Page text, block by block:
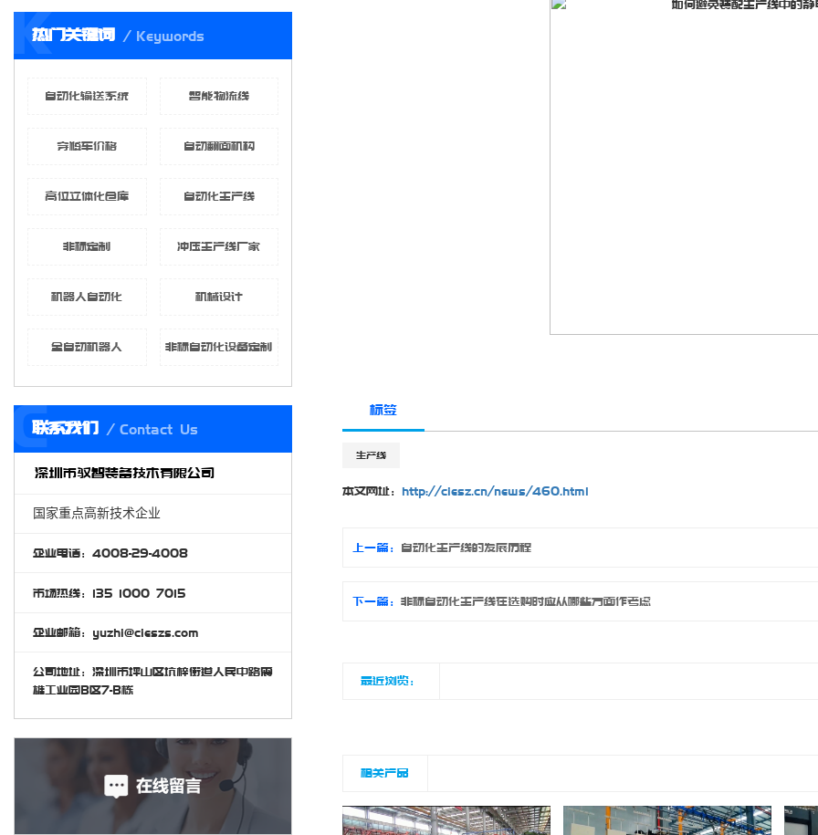
热门关键词 Keywords
K
自动化输送系统 智能物流线
穿梭车价格 自动翻面机构
高位立体化仓库 自动化生产线
非标定制 冲压生产线厂家
机器人自动化 机械设计
全自动机器人 非标自动化设备定制
联系我们 Contact Us
C
深圳市驭智装备技术有限公司
国家重点高新技术企业
企业电话：4008-29-4008
市场热线：135 1000 7015
企业邮箱：yuzhi@cieszs.com
公司地址：深圳市坪山区坑梓街道人民中路震
雄工业园B区7-B栋
标签
生产线
本文网址： http://ciesz.cn/news/460.html
上一篇： 自动化生产线的发展历程
下一篇： 非标自动化生产线在选购时应从哪些方面作考虑
最近浏览：
相关产品